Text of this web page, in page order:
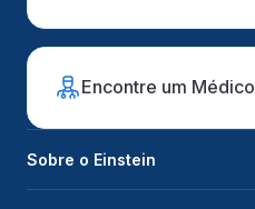
Encontre um Médico
Sobre o Einstein